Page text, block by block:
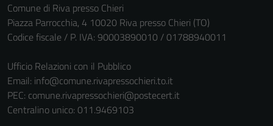
Comune di Riva presso Chieri
Piazza Parrocchia, 4 10020 Riva presso Chieri (TO)
Codice fiscale / P. IVA: 90003890010 / 01788940011
Ufficio Relazioni con il Pubblico
Email: info@comune.rivapressochieri.to.it
PEC: comune.rivapressochieri@postecert.it
Centralino unico: 011.9469103
del sito e non
possono
Questi cookie
non raccolgono